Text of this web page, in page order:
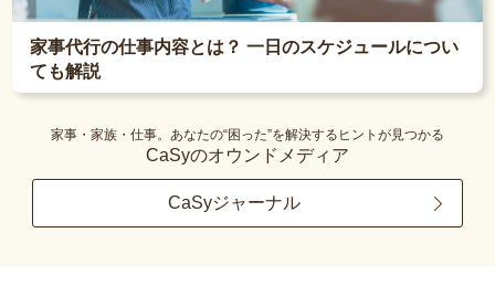
家事代行の仕事内容とは？ 一日のスケジュールについ
ても解説
家事・家族・仕事。あなたの“困った”を解決するヒントが見つかる
CaSyのオウンドメディア
CaSyジャーナル